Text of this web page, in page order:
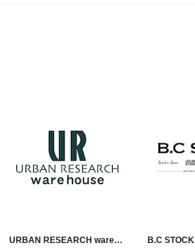
URBAN RESEARCH ware
B.C STOCK